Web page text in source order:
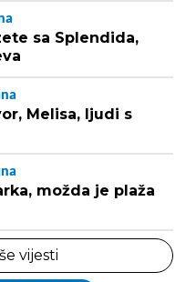
sa Splendida,
Melisa, ljudi s
možda je plaža
vijesti